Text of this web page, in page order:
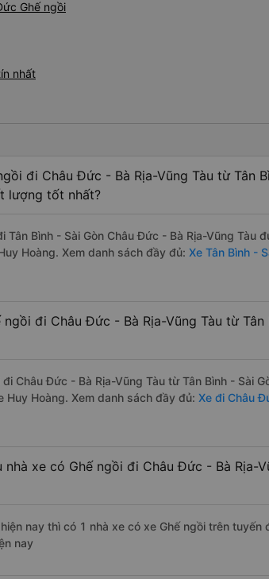
Ghế ngồi
nhất
đi Châu Đức - Bà Rịa-Vũng Tàu từ Tân
lượng tốt nhất?
Tân Bình - Sài Gòn Châu Đức - Bà Rịa-Vũng Tàu
Hoàng. Xem danh sách đầy đủ: Xe Tân Bình -
ngồi đi Châu Đức - Bà Rịa-Vũng Tàu từ
đi Châu Đức - Bà Rịa-Vũng Tàu từ Tân Bình - Sài
Hoàng. Xem danh sách đầy đủ: Xe đi Châu
nhà xe có Ghế ngồi đi Châu Đức - Bà Rịa-
nay thì có 1 nhà xe có xe Ghế ngồi trên tuyến
nay